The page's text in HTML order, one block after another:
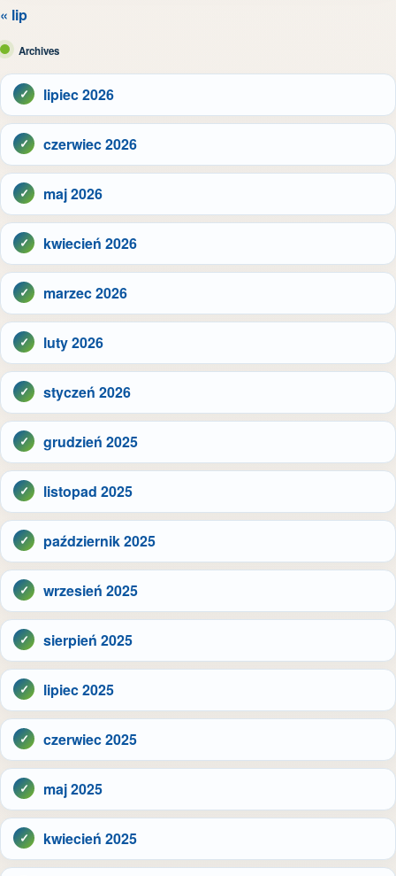
« lip
Archives
lipiec 2026
czerwiec 2026
maj 2026
kwiecień 2026
marzec 2026
luty 2026
styczeń 2026
grudzień 2025
listopad 2025
październik 2025
wrzesień 2025
sierpień 2025
lipiec 2025
czerwiec 2025
maj 2025
kwiecień 2025